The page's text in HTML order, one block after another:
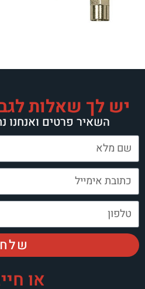
יש לך שאלות
השאיר פרטים ואנחנו
שלח
או